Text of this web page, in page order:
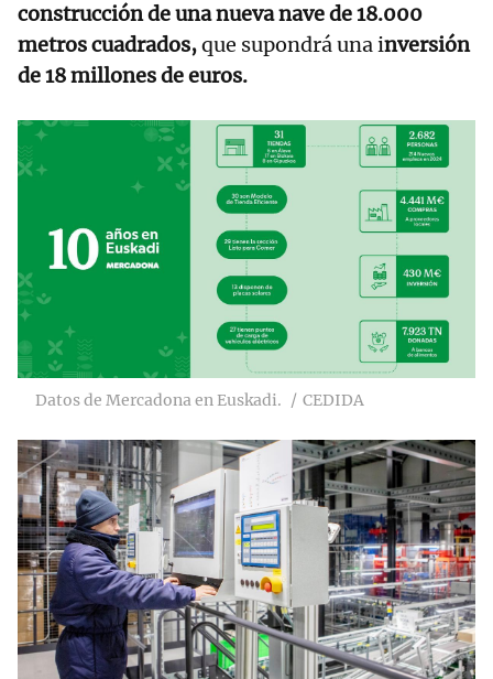
construcción de una nueva nave de 18.000
metros cuadrados,que supondrá una inversión
de 18 millones de euros.
Datos de Mercadona en Euskadi. CEDIDA